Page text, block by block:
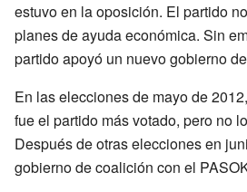
estuvo en la oposición. El partido
planes de ayuda económica. Sin
partido apoyó un nuevo gobierno
En las elecciones de mayo de
fue el partido más votado, pero no
Después de otras elecciones en
gobierno de coalición con el